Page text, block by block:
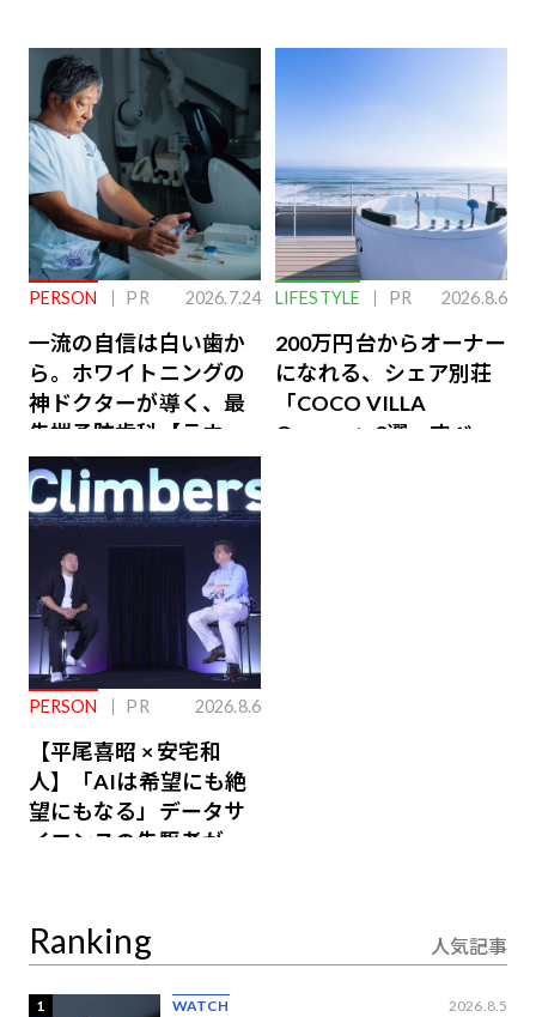
PERSON PR 2026.7.24
一流の自信は白い歯か
ら。ホワイトニングの
神ドクターが導く、最
先端予防歯科【ラウン
ジ会員特典あり】
LIFESTYLE PR 2026.8.6
200万円台からオーナー
になれる、シェア別荘
「COCO VILLA
Owners」3選。すべて
PERSON PR 2026.8.6
【平尾喜昭 × 安宅和
人】「AIは希望にも絶
望にもなる」データサ
イエンスの先駆者が語
Ranking 人気記事
1 WATCH 2026.8.5